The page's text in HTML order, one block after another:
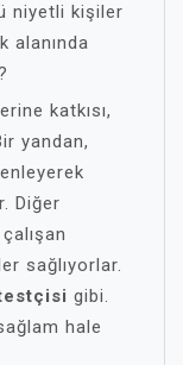
niyetli kişiler
alanında
katkısı,
yandan,
Diğer
sağlıyorlar.
gibi.
hale